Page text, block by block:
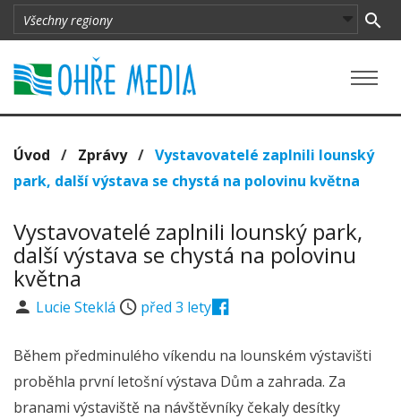
Úvod / Zprávy/ Vystavovatelé zaplnili lounský
park, další výstava se chystá na polovinu května
Vystavovatelé zaplnili lounský park,
další výstava se chystá na polovinu
května
Lucie Steklá před 3 lety
Během předminulého víkendu na lounském výstavišti
proběhla první letošní výstava Dům a zahrada. Za
branami výstaviště na návštěvníky čekaly desítky